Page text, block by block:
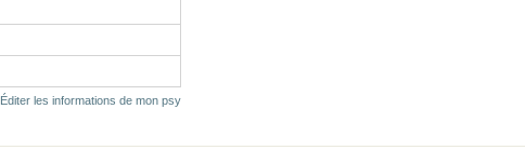
Éditer les informations de mon psy